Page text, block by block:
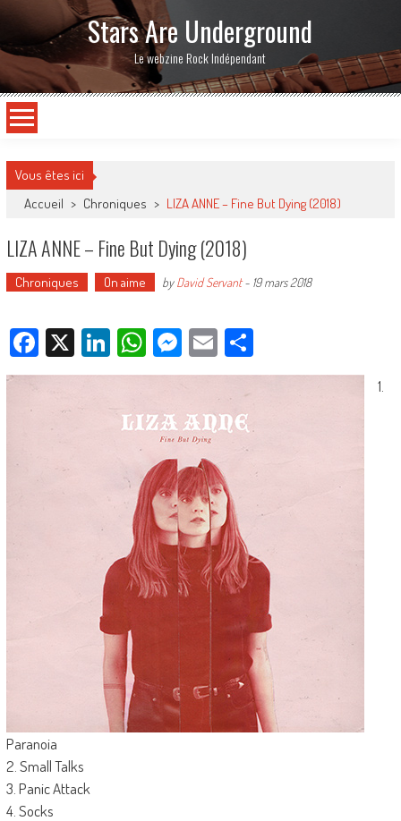
Stars Are Underground
Le webzine Rock Indépendant
Vous êtes ici
Accueil > Chroniques > LIZA ANNE – Fine But Dying (2018)
LIZA ANNE – Fine But Dying (2018)
Chroniques On aime byDavid Servant- 19 mars 2018
Facebook
X LinkedIn
WhatsApp
Messenger
EmailPartager
1.
Paranoia
2. Small Talks
3. Panic Attack
4. Socks